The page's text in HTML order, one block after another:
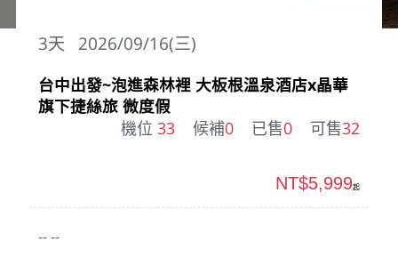
2026/09/16(三)
3天
台中出發~泡進森林裡 大板根溫泉酒店x晶華
旗下捷絲旅 微度假
機位 33 候補0 已售0 可售32
-- --
NT$5,999起